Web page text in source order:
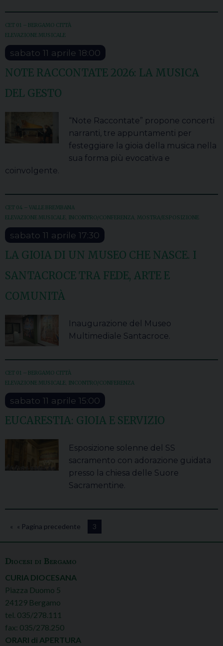
CET 01 – BERGAMO CITTÀ
ELEVAZIONE MUSICALE
sabato 11 aprile 18:00
NOTE RACCONTATE 2026: LA MUSICA
DEL GESTO
“Note Raccontate” propone concerti
narranti, tre appuntamenti per
festeggiare la gioia della musica nella
sua forma più evocativa e
coinvolgente.
CET 04 – VALLE BREMBANA
ELEVAZIONE MUSICALE INCONTRO/CONFERENZA MOSTRA/ESPOSIZIONE
sabato 11 aprile 17:30
LA GIOIA DI UN MUSEO CHE NASCE. I
SANTACROCE TRA FEDE, ARTE E
COMUNITÀ
Inaugurazione del Museo
Multimediale Santacroce.
CET 01 – BERGAMO CITTÀ
ELEVAZIONE MUSICALE INCONTRO/CONFERENZA
sabato 11 aprile 15:00
EUCARESTIA: GIOIA E SERVIZIO
Esposizione solenne del SS
sacramento con adorazione guidata
presso la chiesa delle Suore
Sacramentine.
« Pagina precedente 3
Diocesi di Bergamo
CURIA DIOCESANA
Piazza Duomo 5
24129 Bergamo
tel. 035/278.111
fax: 035/278.250
ORARI di APERTURA